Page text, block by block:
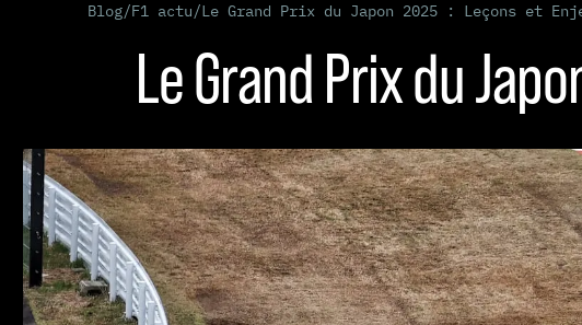
Blog/F1 actu/Le Grand Prix du Japon 2025 : Leçons et
Le Grand Prix du